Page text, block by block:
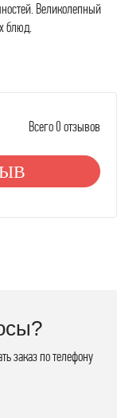
Великолепный
блюд.
Всего 0 отзывов
заказ по телефону